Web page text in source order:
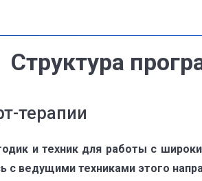
Структура
терапии
и техник для работы с
с ведущими техниками этого